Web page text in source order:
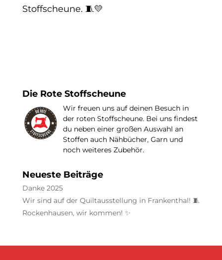
Stoffscheune. 🧵💛
Die Rote Stoffscheune
Wir freuen uns auf deinen Besuch in
der roten Stoffscheune. Bei uns findest
du neben einer großen Auswahl an
Stoffen auch Nähbücher, Garn und
noch weiteres Zubehör.
Neueste Beiträge
Danke 2025
Wir sind auf der Quiltausstellung in Frankenthal! 🧵
Rockenhausen, wir kommen! ✨